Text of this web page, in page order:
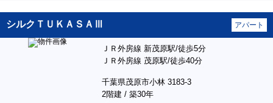
シルクＴＵＫＡＳＡⅢ アパート
ＪＲ外房線 新茂原駅/徒歩5分
ＪＲ外房線 茂原駅/徒歩40分
千葉県茂原市小林 3183-3
2階建 / 築30年